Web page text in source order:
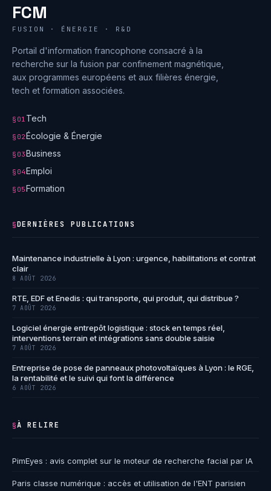
FCM
FUSION · ÉNERGIE · R&D
Portail d'information francophone consacré à la
recherche sur la fusion par confinement magnétique,
aux programmes européens et aux filières énergie,
tech et formation associées.
§01 Tech
§02Écologie & Énergie
§03Business
§04Emploi
§05Formation
§DERNIÈRES PUBLICATIONS
Maintenance industrielle à Lyon : urgence, habilitations et contrat
clair
8 AOÛT 2026
RTE, EDF et Enedis : qui transporte, qui produit, qui distribue ?
7 AOÛT 2026
Logiciel énergie entrepôt logistique : stock en temps réel,
interventions terrain et intégrations sans double saisie
7 AOÛT 2026
Entreprise de pose de panneaux photovoltaïques à Lyon : le RGE,
la rentabilité et le suivi qui font la différence
6 AOÛT 2026
§À RELIRE
PimEyes : avis complet sur le moteur de recherche facial par IA
Paris classe numérique : accès et utilisation de l'ENT parisien